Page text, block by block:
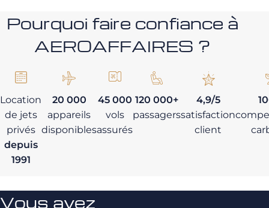
Pourquoi faire confiance à
AEROAFFAIRES ?
Location
de jets
privés
depuis
1991
20 000
appareils
disponibles
45 000
vols
assurés
120 000+
passagers
4,9/5
satisfaction
client
Vous avez